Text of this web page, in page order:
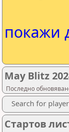
покажи
May Blitz
Последно
Search for player
Стартов